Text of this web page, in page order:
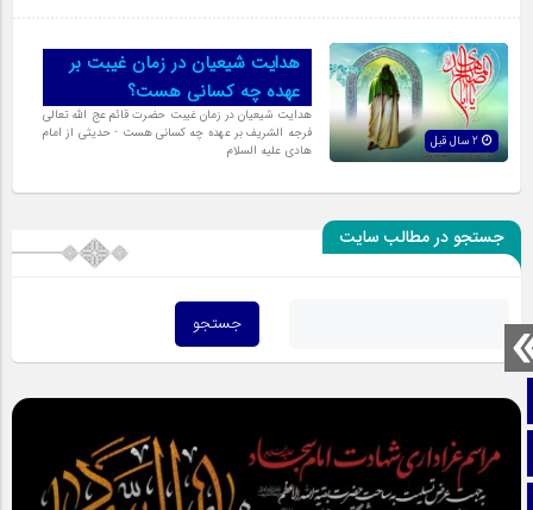
صفحه نخست
تماس با ما
هدایت شیعیان در زمان غیبت بر
عهده چه کسانی هست؟
هدایت شیعیان در زمان غیبت حضرت قائم عج الله تعالی
فرجه الشریف بر عهده چه کسانی هست - حدیثی از امام
هادی علیه السلام
جستجو در مطالب سایت